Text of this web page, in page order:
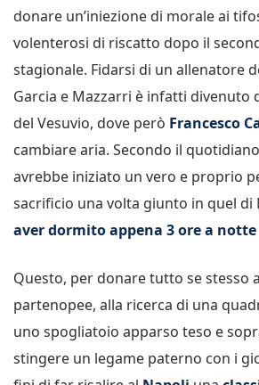
donare un’iniezione di morale ai
volenterosi di riscatto dopo il
stagionale. Fidarsi di un allenatore
Garcia e Mazzarri è infatti divenuto
del Vesuvio, dove però Francesco
cambiare aria. Secondo il
avrebbe iniziato un vero e proprio
sacrificio una volta giunto in quel di
aver dormito appena 3 ore a
Questo, per donare tutto se stesso
partenopee, alla ricerca di una
uno spogliatoio apparso teso e
stingere un legame paterno con i